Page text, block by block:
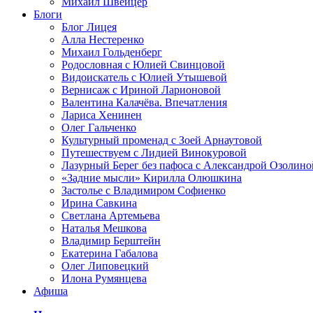
Блоги
Блог Лицея
Алла Нестеренко
Михаил Гольденберг
Родословная с Юлией Свинцовой
Видоискатель с Юлией Утышевой
Вернисаж с Ириной Ларионовой
Валентина Калачёва. Впечатления
Лариса Хенинен
Олег Гальченко
Культурный променад с Зоей Арнаутовой
Путешествуем с Лидией Винокуровой
Лазурный Берег без пафоса с Александрой
«Задние мысли» Кирилла Олюшкина
Застолье с Владимиром Софиенко
Ирина Савкина
Светлана Артемьева
Наталья Мешкова
Владимир Берштейн
Екатерина Габалова
Олег Липовецкий
Илона Румянцева
Афиша